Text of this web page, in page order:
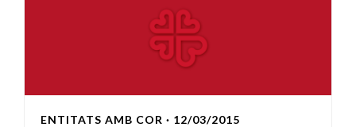
ENTITATS AMB COR · 12/03/2015